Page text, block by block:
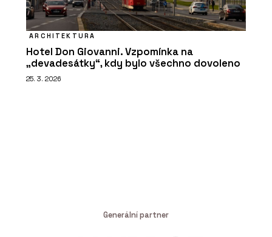
ARCHITEKTURA
Hotel Don Giovanni. Vzpomínka na
„devadesátky“, kdy bylo všechno dovoleno
25. 3. 2026
Generální partner